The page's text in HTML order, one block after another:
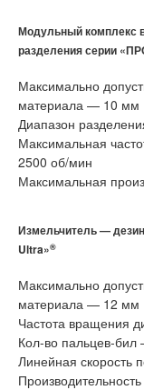
Модульный комплекс
разделения серии
Максимально
материала — 10 мм
Диапазон
Максимальная
2500 об/мин
Максимальная
Измельчитель —
Ultra»®
Максимально
материала — 12 мм
Частота вращения
Кол-во пальцев-
Линейная скорость